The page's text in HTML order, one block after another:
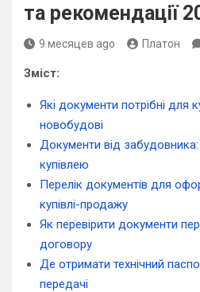
та рекомендації
9 месяцев ago Платон
Зміст:
Які документи потрібні для
новобудові
Документи від
купівлею
Перелік документів для
купівлі-продажу
Як перевірити документи
договору
Де отримати технічний
передачі